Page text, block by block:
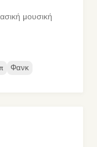
μουσική
Φανκ